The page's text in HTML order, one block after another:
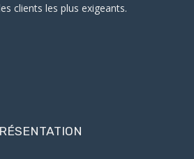
clients les plus exigeants.